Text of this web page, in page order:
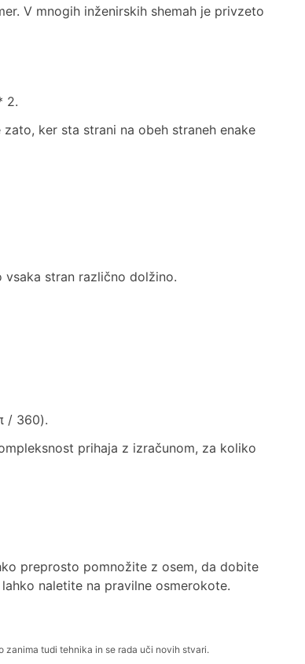
V mnogih inženirskih shemah je privzeto
2.
ker sta strani na obeh straneh enake
stran različno dolžino.
/ 360).
prihaja z izračunom, za koliko
preprosto pomnožite z osem, da dobite
naletite na pravilne osmerokote.
zanima tudi tehnika in se rada uči novih stvari.